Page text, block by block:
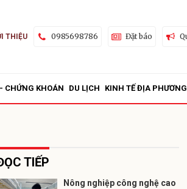
THIỆU 0985698786 Đặt báo
CHỨNG KHOÁN DU LỊCH KINH TẾ ĐỊA PHƯƠNG
TIẾP
Nông nghiệp công nghệ cao